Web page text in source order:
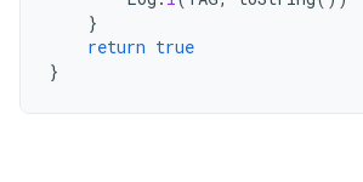
}
return true
}